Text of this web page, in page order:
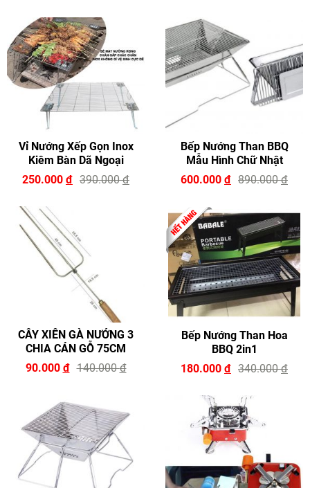
Vỉ Nướng Xếp Gọn Inox
Kiêm Bàn Dã Ngoại
250.000 đ 390.000đ
Bếp Nướng Than BBQ
Mẫu Hình Chữ Nhật
600.000 đ 890.000đ
CÂY XIÊN GÀ NƯỚNG 3
CHIA CÁN GỖ 75CM
90.000 đ 140.000đ
Bếp Nướng Than Hoa
BBQ 2in1
180.000 đ 340.000đ